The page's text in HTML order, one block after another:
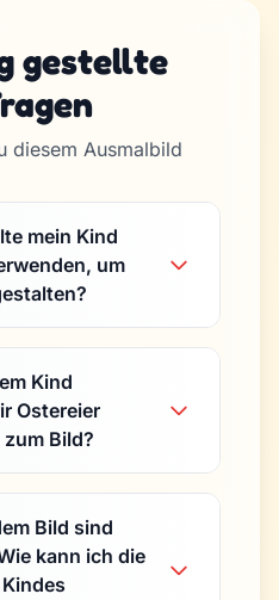
gestellte
diesem Ausmalbild
mein Kind
um
Kind
Ostereier
Bild?
Bild sind
kann ich die